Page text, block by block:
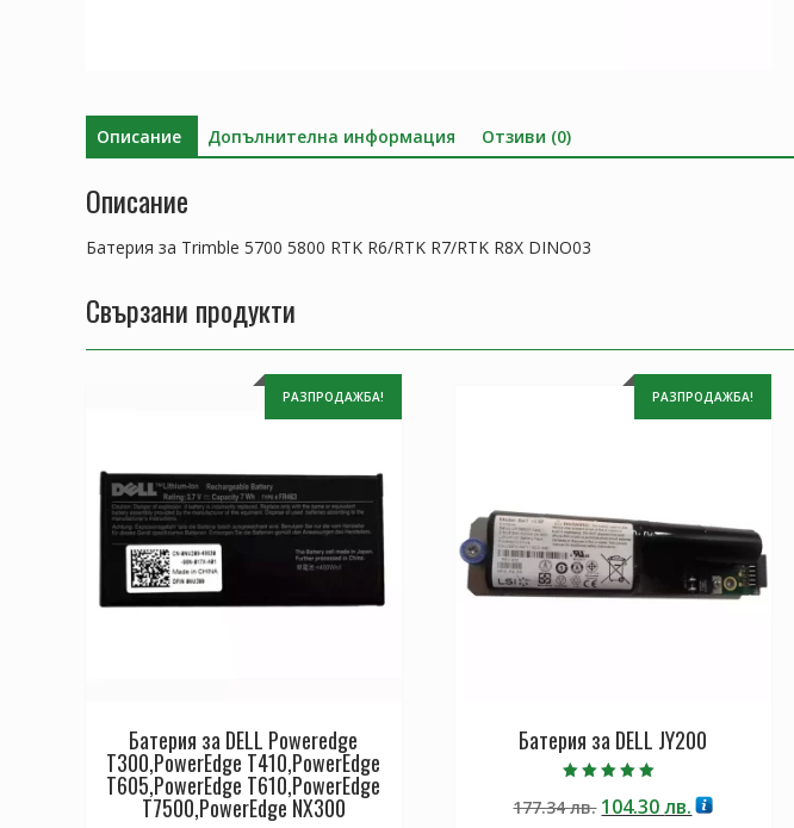
Описание Допълнителна информация Отзиви (0)
Описание
Батерия за Trimble 5700 5800 RTK R6/RTK R7/RTK R8X DINO03
Свързани продукти
РАЗПРОДАЖБА!
Батерия за DELL Poweredge
T300,PowerEdge T410,PowerEdge
T605,PowerEdge T610,PowerEdge
T7500,PowerEdge NX300
РАЗПРОДАЖБА!
Батерия за DELL JY200
5.00
от 5
177.34лв. Original
104.30лв.Текущата